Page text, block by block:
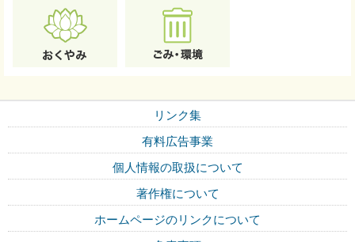
リンク集
有料広告事業
個人情報の取扱について
著作権について
ホームページのリンクについて